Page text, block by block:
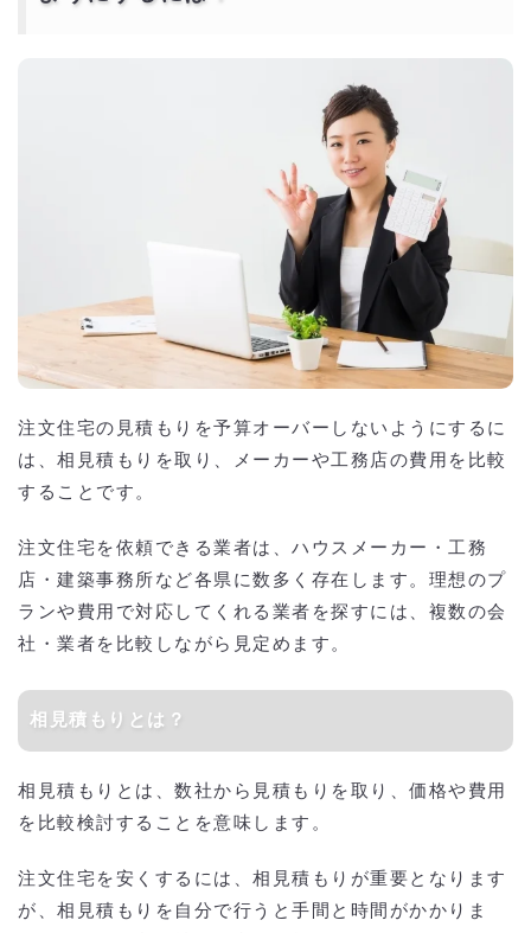
注文住宅の見積もりを予算オーバーしないようにするに
は、相見積もりを取り、メーカーや工務店の費用を比較
することです。
注文住宅を依頼できる業者は、ハウスメーカー・工務
店・建築事務所など各県に数多く存在します。理想のプ
ランや費用で対応してくれる業者を探すには、複数の会
社・業者を比較しながら見定めます。
相見積もりとは？
相見積もりとは、数社から見積もりを取り、価格や費用
を比較検討することを意味します。
注文住宅を安くするには、相見積もりが重要となります
が、相見積もりを自分で行うと手間と時間がかかりま